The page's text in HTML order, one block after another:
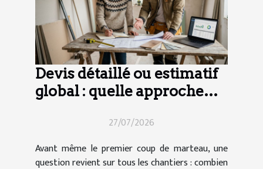
Devis détaillé ou estimatif
global : quelle approche
27/07/2026
Avant même le premier coup de marteau, une
question revient sur tous les chantiers : combien